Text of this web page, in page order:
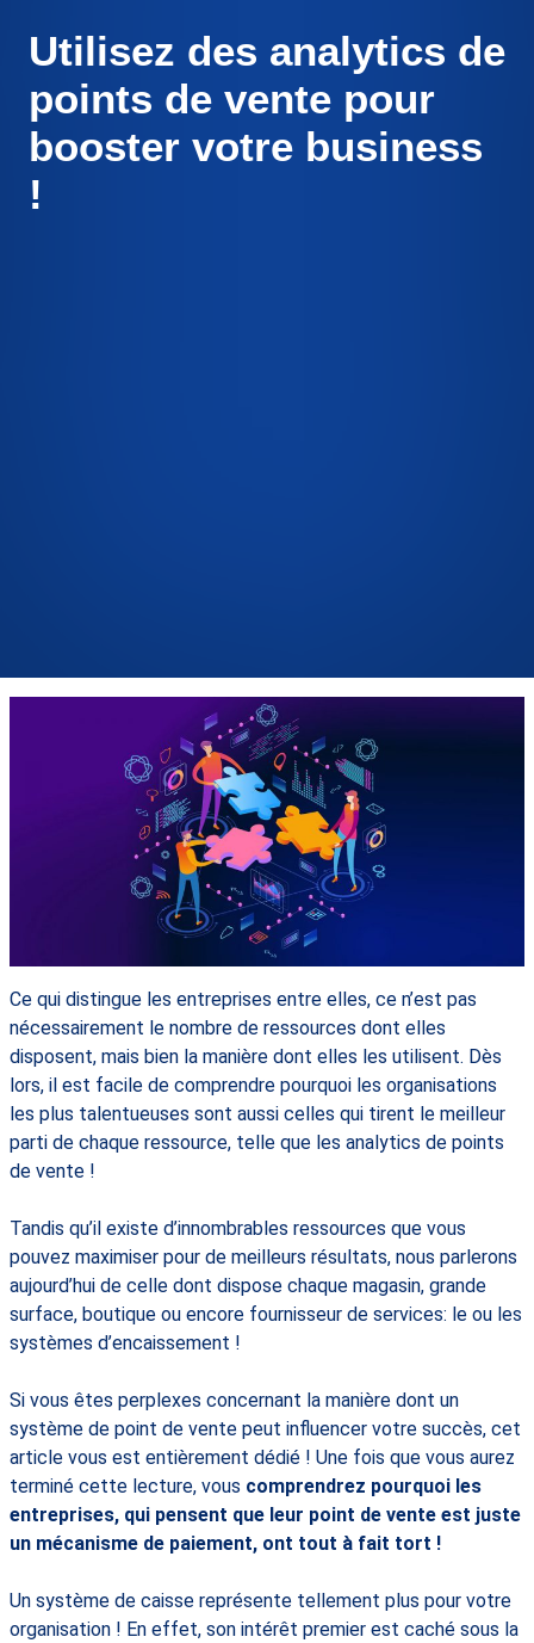
Utilisez des analytics de
points de vente pour
booster votre business
!
Ce qui distingue les entreprises entre elles, ce n’est pas
nécessairement le nombre de ressources dont elles
disposent, mais bien la manière dont elles les utilisent. Dès
lors, il est facile de comprendre pourquoi les organisations
les plus talentueuses sont aussi celles qui tirent le meilleur
parti de chaque ressource, telle que les analytics de points
de vente !
Tandis qu’il existe d’innombrables ressources que vous
pouvez maximiser pour de meilleurs résultats, nous parlerons
aujourd’hui de celle dont dispose chaque magasin, grande
surface, boutique ou encore fournisseur de services: le ou les
systèmes d’encaissement !
Si vous êtes perplexes concernant la manière dont un
système de point de vente peut influencer votre succès, cet
article vous est entièrement dédié ! Une fois que vous aurez
terminé cette lecture, vous comprendrez pourquoi les
entreprises, qui pensent que leur point de vente est juste
un mécanisme de paiement, ont tout à fait tort !
Un système de caisse représente tellement plus pour votre
organisation ! En effet, son intérêt premier est caché sous la